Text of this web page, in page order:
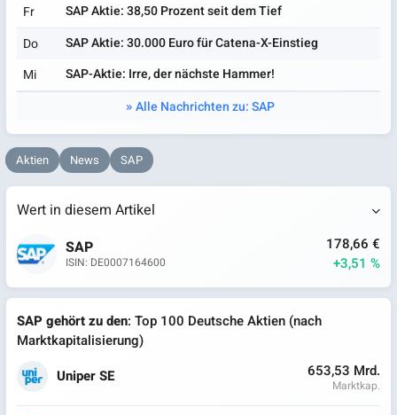
Fr
SAP Aktie: 38,50 Prozent seit dem Tief
Do
SAP Aktie: 30.000 Euro für Catena-X-Einstieg
Mi
SAP-Aktie: Irre, der nächste Hammer!
Alle Nachrichten zu: SAP
Aktien News SAP
Wert in diesem Artikel
SAP
ISIN: DE0007164600
178,66 €
+3,51 %
SAP gehört zu den: Top 100 Deutsche Aktien (nach
Marktkapitalisierung)
Uniper SE
653,53 Mrd.
Marktkap.